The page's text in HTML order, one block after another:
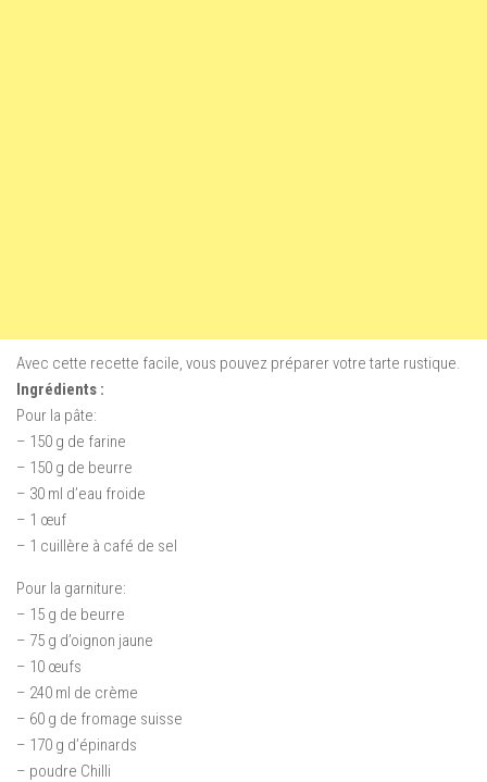
Avec cette recette facile, vous pouvez préparer votre tarte rustique.
Ingrédients :
Pour la pâte:
– 150 g de farine
– 150 g de beurre
– 30 ml d’eau froide
– 1 œuf
– 1 cuillère à café de sel
Pour la garniture:
– 15 g de beurre
– 75 g d’oignon jaune
– 10 œufs
– 240 ml de crème
– 60 g de fromage suisse
– 170 g d’épinards
– poudre Chilli